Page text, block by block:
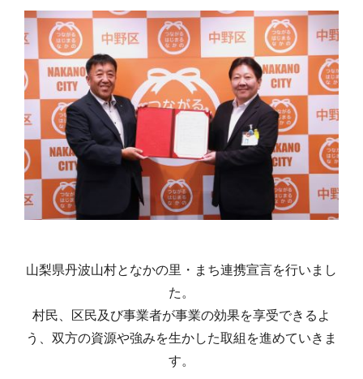
山梨県丹波山村となかの里・まち連携宣言を行いまし
た。
村民、区民及び事業者が事業の効果を享受できるよ
う、双方の資源や強みを生かした取組を進めていきま
す。